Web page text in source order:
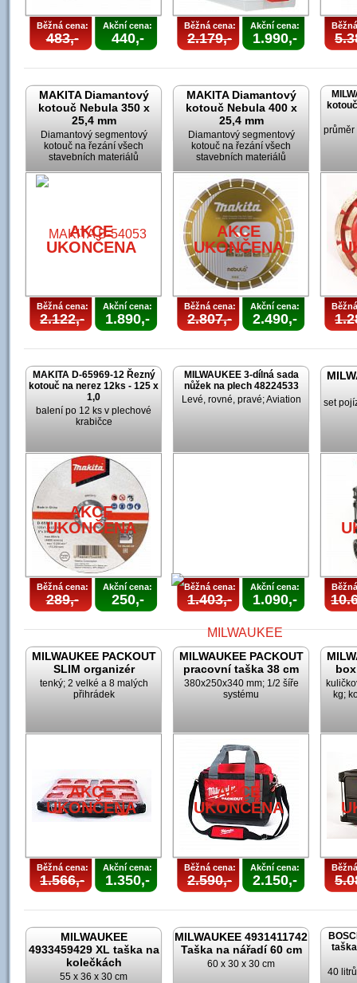
Běžná cena:
483,-
Akční cena:
440,-
Běžná cena:
2.179,-
Akční cena:
1.990,-
MAKITA Diamantový
kotouč Nebula 350 x
25,4 mm
Diamantový segmentový
kotouč na řezání všech
stavebních materiálů
AKCE
UKONČENA
Běžná cena:
2.122,-
Akční cena:
1.890,-
MAKITA Diamantový
kotouč Nebula 400 x
25,4 mm
Diamantový segmentový
kotouč na řezání všech
stavebních materiálů
AKCE
UKONČENA
Běžná cena:
2.807,-
Akční cena:
2.490,-
průměr
MAKITA D-65969-12 Řezný
kotouč na nerez 12ks - 125 x
1,0
balení po 12 ks v plechové
krabičce
AKCE
UKONČENA
Běžná cena:
289,-
Akční cena:
250,-
MILWAUKEE 3-dílná sada
nůžek na plech 48224533
Levé, rovné, pravé; Aviation
AKCE
UKONČENA
Běžná cena:
1.403,-
Akční cena:
1.090,-
set
MILWAUKEE PACKOUT
SLIM organizér
tenký; 2 velké a 8 malých
přihrádek
AKCE
UKONČENA
Běžná cena:
1.566,-
Akční cena:
1.350,-
MILWAUKEE PACKOUT
pracovní taška 38 cm
380x250x340 mm; 1/2 šíře
systému
AKCE
UKONČENA
Běžná cena:
2.590,-
Akční cena:
2.150,-
kg;
MILWAUKEE
4933459429 XL taška na
kolečkách
55 x 36 x 30 cm
MILWAUKEE 4931411742
Taška na nářadí 60 cm
60 x 30 x 30 cm
40